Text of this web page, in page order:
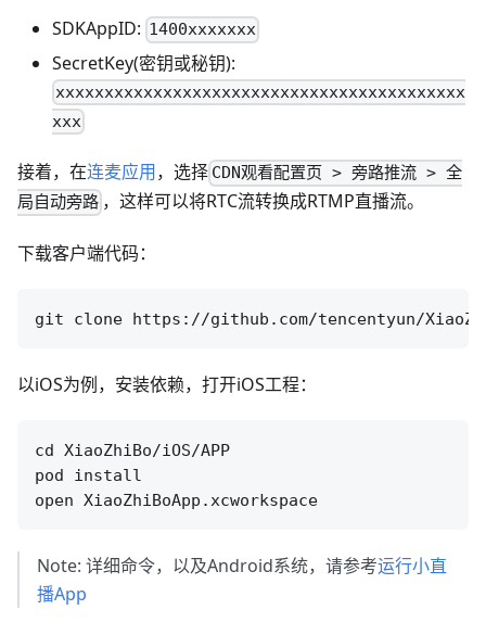
SDKAppID: 1400xxxxxxx
SecretKey(密钥或秘钥):
xxxxxxxxxxxxxxxxxxxxxxxxxxxxxxxxxxxxxxxxxx
xxx
接着，在连麦应用，选择 CDN观看配置页 > 旁路推流 > 全
局自动旁路 ，这样可以将RTC流转换成RTMP直播流。
下载客户端代码：
以iOS为例，安装依赖，打开iOS工程：
cd XiaoZhiBo/iOS/APP
pod install
Note: 详细命令，以及Android系统，请参考运行小直
播App